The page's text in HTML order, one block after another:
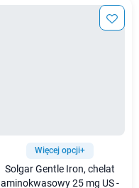
Więcej opcji+
Solgar Gentle Iron, chelat
aminokwasowy 25 mg US -